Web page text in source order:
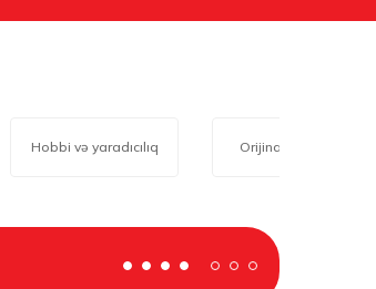
Hobbi və yaradıcılıq Orijinal məhsullar